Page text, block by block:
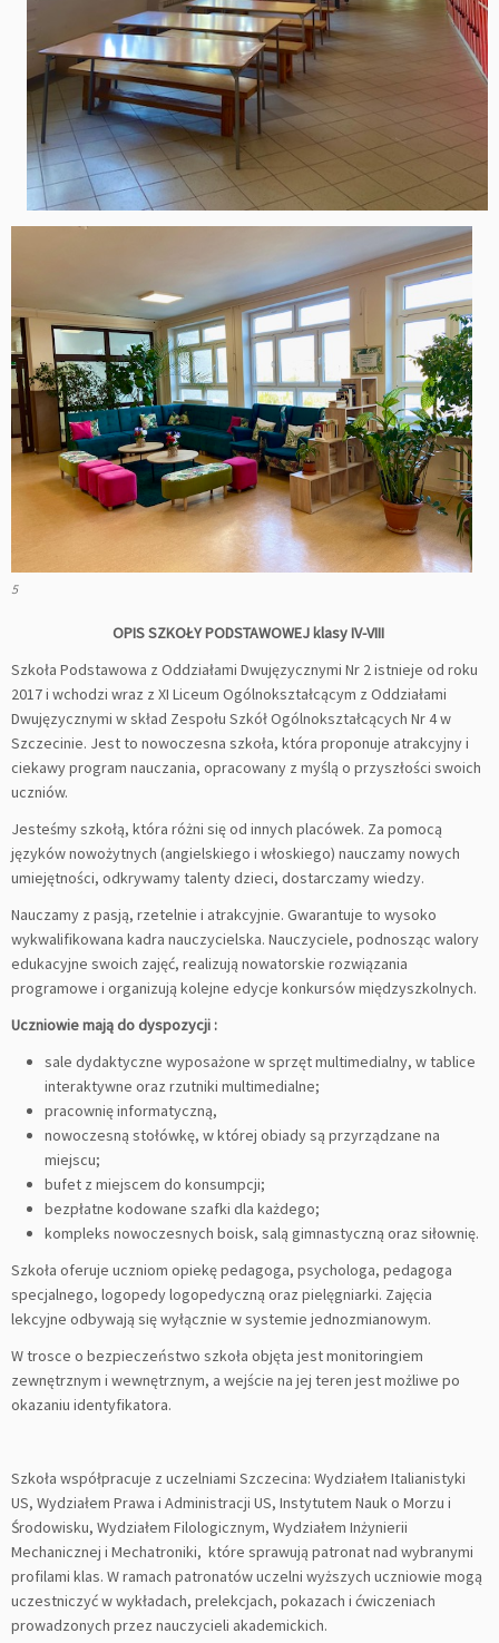
5
OPIS SZKOŁY PODSTAWOWEJ klasy IV-VIII
Szkoła Podstawowa z Oddziałami Dwujęzycznymi Nr 2 istnieje od roku
2017 i wchodzi wraz z XI Liceum Ogólnokształcącym z Oddziałami
Dwujęzycznymi w skład Zespołu Szkół Ogólnokształcących Nr 4 w
Szczecinie. Jest to nowoczesna szkoła, która proponuje atrakcyjny i
ciekawy program nauczania, opracowany z myślą o przyszłości swoich
uczniów.
Jesteśmy szkołą, która różni się od innych placówek. Za pomocą
języków nowożytnych (angielskiego i włoskiego) nauczamy nowych
umiejętności, odkrywamy talenty dzieci, dostarczamy wiedzy.
Nauczamy z pasją, rzetelnie i atrakcyjnie. Gwarantuje to wysoko
wykwalifikowana kadra nauczycielska. Nauczyciele, podnosząc walory
edukacyjne swoich zajęć, realizują nowatorskie rozwiązania
programowe i organizują kolejne edycje konkursów międzyszkolnych.
Uczniowie mają do dyspozycji :
sale dydaktyczne wyposażone w sprzęt multimedialny, w tablice
interaktywne oraz rzutniki multimedialne;
pracownię informatyczną,
nowoczesną stołówkę, w której obiady są przyrządzane na
miejscu;
bufet z miejscem do konsumpcji;
bezpłatne kodowane szafki dla każdego;
kompleks nowoczesnych boisk, salą gimnastyczną oraz siłownię.
Szkoła oferuje uczniom opiekę pedagoga, psychologa, pedagoga
specjalnego, logopedy logopedyczną oraz pielęgniarki. Zajęcia
lekcyjne odbywają się wyłącznie w systemie jednozmianowym.
W trosce o bezpieczeństwo szkoła objęta jest monitoringiem
zewnętrznym i wewnętrznym, a wejście na jej teren jest możliwe po
okazaniu identyfikatora.
Szkoła współpracuje z uczelniami Szczecina: Wydziałem Italianistyki
US, Wydziałem Prawa i Administracji US, Instytutem Nauk o Morzu i
Środowisku, Wydziałem Filologicznym, Wydziałem Inżynierii
Mechanicznej i Mechatroniki, które sprawują patronat nad wybranymi
profilami klas. W ramach patronatów uczelni wyższych uczniowie mogą
uczestniczyć w wykładach, prelekcjach, pokazach i ćwiczeniach
prowadzonych przez nauczycieli akademickich.